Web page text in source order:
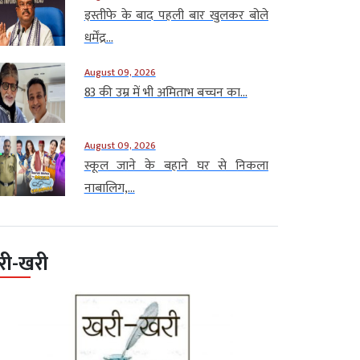
इस्तीफे के बाद पहली बार खुलकर बोले
धर्मेंद्र...
August 09, 2026
83 की उम्र में भी अमिताभ बच्चन का...
August 09, 2026
स्कूल जाने के बहाने घर से निकला
नाबालिग,...
खरी